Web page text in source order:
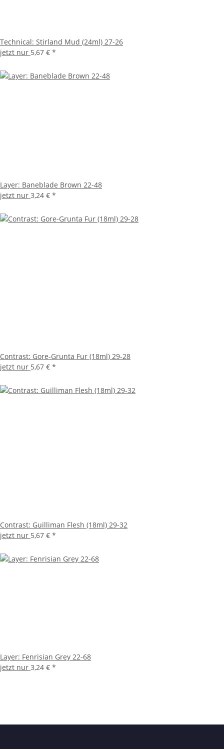
Technical: Stirland Mud (24ml) 27-26
jetzt nur 5,67 € *
Layer: Baneblade Brown 22-48
jetzt nur 3,24 € *
Contrast: Gore-Grunta Fur (18ml) 29-28
jetzt nur 5,67 € *
Contrast: Guilliman Flesh (18ml) 29-32
jetzt nur 5,67 € *
Layer: Fenrisian Grey 22-68
jetzt nur 3,24 € *